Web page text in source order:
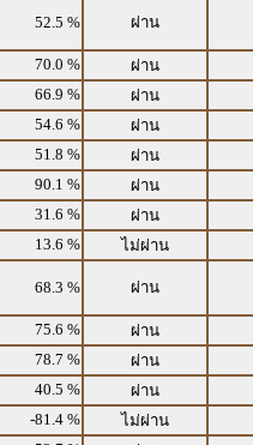
52.5 % ผ่าน
70.0 % ผ่าน
66.9 % ผ่าน
54.6 % ผ่าน
51.8 % ผ่าน
90.1 % ผ่าน
31.6 % ผ่าน
13.6 % ไม่ผ่าน
68.3 % ผ่าน
75.6 % ผ่าน
78.7 % ผ่าน
40.5 % ผ่าน
-81.4 % ไม่ผ่าน